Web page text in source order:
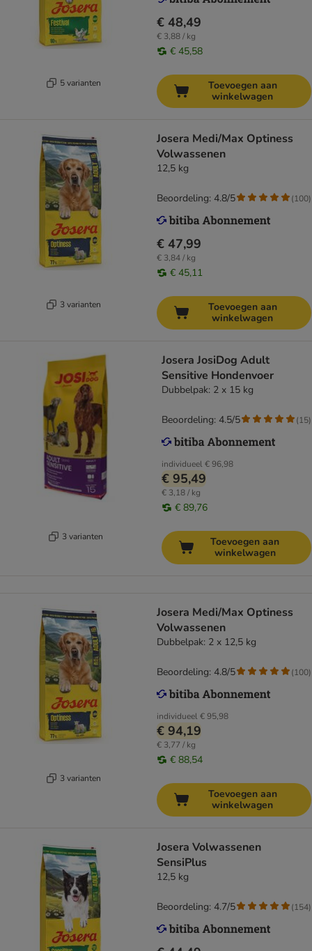
5 varianten
€ 48,49
€ 3,88 / kg
€ 45,58
Toevoegen aan
winkelwagen
3 varianten
Josera Medi/Max Optiness
Volwassenen
12,5 kg
€ 47,99
€ 3,84 / kg
€ 45,11
Beoordeling: 4.8/5 (100)
Toevoegen aan
winkelwagen
3 varianten
Josera JosiDog Adult
Sensitive Hondenvoer
Dubbelpak: 2 x 15 kg
individueel€ 96,98
€ 95,49
€ 3,18 / kg
€ 89,76
Beoordeling: 4.5/5 (15)
Toevoegen aan
winkelwagen
3 varianten
Josera Medi/Max Optiness
Volwassenen
Dubbelpak: 2 x 12,5 kg
individueel€ 95,98
€ 94,19
€ 3,77 / kg
€ 88,54
Beoordeling: 4.8/5 (100)
Toevoegen aan
winkelwagen
Josera Volwassenen
SensiPlus
12,5 kg
Beoordeling: 4.7/5 (154)